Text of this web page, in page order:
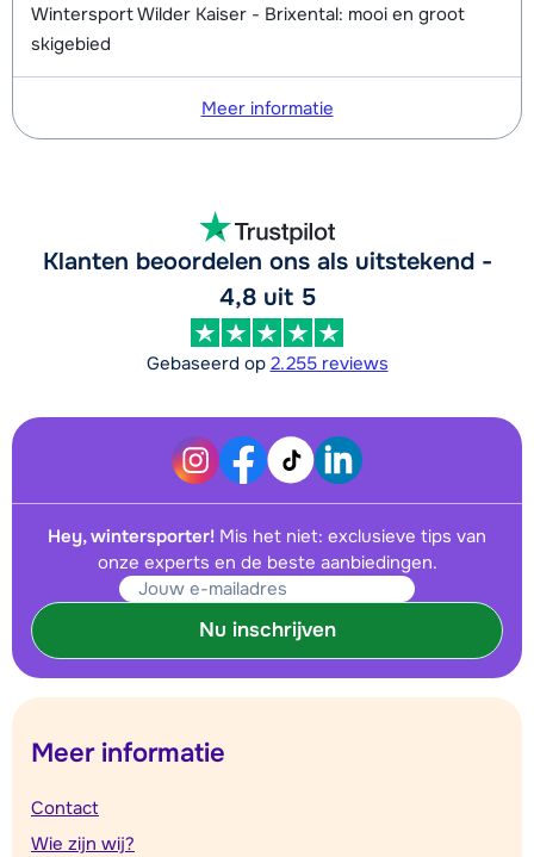
Wintersport Wilder Kaiser - Brixental: mooi en groot
skigebied
Meer informatie
Klanten beoordelen ons als uitstekend -
4,8 uit 5
Gebaseerd op 2.255 reviews
Hey, wintersporter! Mis het niet: exclusieve tips van
onze experts en de beste aanbiedingen.
Nu inschrijven
Meer informatie
Contact
Wie zijn wij?